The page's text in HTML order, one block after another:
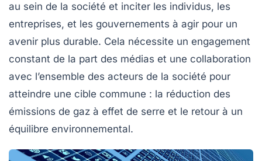
au sein de la société et inciter les individus, les
entreprises, et les gouvernements à agir pour un
avenir plus durable. Cela nécessite un engagement
constant de la part des médias et une collaboration
avec l’ensemble des acteurs de la société pour
atteindre une cible commune : la réduction des
émissions de gaz à effet de serre et le retour à un
équilibre environnemental.